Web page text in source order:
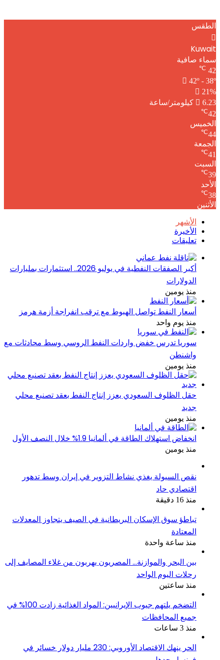
الطقس
Kuwait
سماء صافية
42
℃
42º - 38º
21%
6.23 كيلومتر/ساعة
42
℃
الخميس
44
℃
الجمعة
41
℃
السبت
39
℃
الأحد
38
℃
الأثنين
الأشهر
الأخيرة
تعليقات
أكبر الصفقات النفطية في يوليو 2026.. استثمارات بمليارات
الدولارات
منذ يومين
أسعار النفط تواصل الهبوط مع ترقب انفراجة أزمة هرمز
منذ يوم واحد
سوريا تدرس خفض واردات النفط الروسي وسط محادثات مع
واشنطن
منذ يومين
حقل الظلوف السعودي يعزز إنتاج النفط بعقد تصنيع محلي
جديد
منذ يومين
انخفاض استهلاك الطاقة في ألمانيا 1.9% خلال النصف الأول
منذ يومين
نقص السيولة يغذي نشاط التزوير في إيران وسط تدهور
اقتصادي حاد
منذ 16 دقيقة
تباطؤ سوق الإسكان البريطانية في الصيف يتجاوز المعدلات
المعتادة
منذ ساعة واحدة
بين البحر والموازنة… المصريون يهربون من غلاء المصايف إلى
رحلات اليوم الواحد
منذ ساعتين
التضخم يلتهم جيوب الإيرانيين: المواد الغذائية زادت 100% في
جميع المحافظات
منذ 3 ساعات
الحر ينهك الاقتصاد الأوروبي: 230 مليار دولار خسائر في